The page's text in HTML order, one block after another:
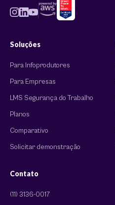
Soluções
Para Infoprodutores
Para Empresas
LMS Segurança do Trabalho
Planos
Comparativo
Solicitar demonstração
Contato
(11) 3136-0017